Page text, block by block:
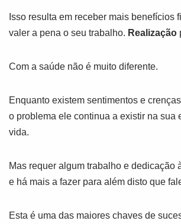
Isso resulta em receber mais benefícios
valer a pena o seu trabalho. Realização
Com a saúde não é muito diferente.
Enquanto existem sentimentos e
o problema ele continua a existir na sua
vida.
Mas requer algum trabalho e dedicação
e há mais a fazer para além disto que
Esta é uma das maiores chaves de